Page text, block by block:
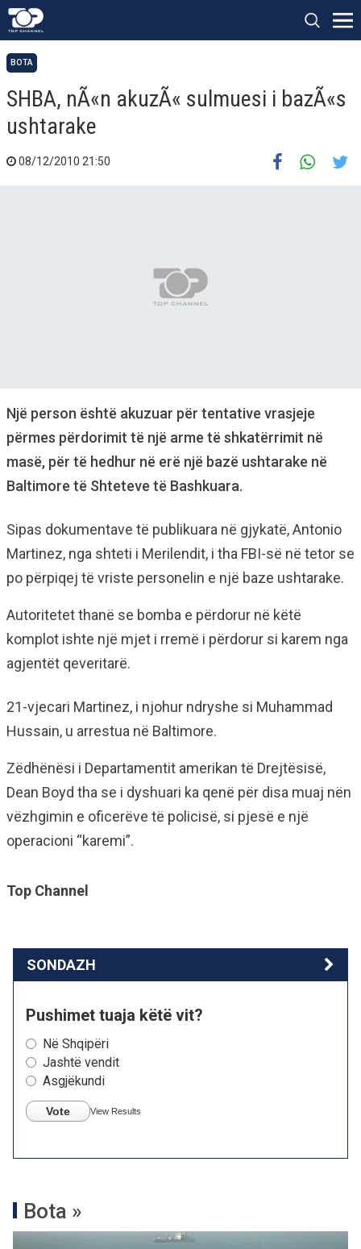
BOTA
SHBA, nÃ«n akuzÃ« sulmuesi i bazÃ«s
ushtarake
08/12/2010 21:50
Një person është akuzuar për tentative vrasjeje
përmes përdorimit të një arme të shkatërrimit në
masë, për të hedhur në erë një bazë ushtarake në
Baltimore të Shteteve të Bashkuara.
Sipas dokumentave të publikuara në gjykatë, Antonio
Martinez, nga shteti i Merilendit, i tha FBI-së në tetor se
po përpiqej të vriste personelin e një baze ushtarake.
Autoritetet thanë se bomba e përdorur në këtë
komplot ishte një mjet i rremë i përdorur si karem nga
agjentët qeveritarë.
21-vjecari Martinez, i njohur ndryshe si Muhammad
Hussain, u arrestua në Baltimore.
Zëdhënësi i Departamentit amerikan të Drejtësisë,
Dean Boyd tha se i dyshuari ka qenë për disa muaj nën
vëzhgimin e oficerëve të policisë, si pjesë e një
operacioni “karemi”.
Top Channel
SONDAZH
Pushimet tuaja këtë vit?
Në Shqipëri
Jashtë vendit
Asgjëkundi
Vote View Results
Bota »